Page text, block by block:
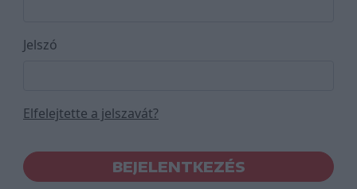
Jelszó
Elfelejtette a jelszavát?
BEJELENTKEZÉS